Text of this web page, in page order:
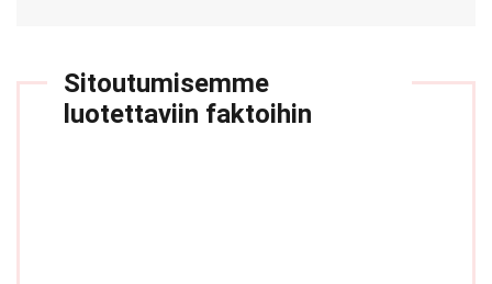
Sitoutumisemme
luotettaviin faktoihin